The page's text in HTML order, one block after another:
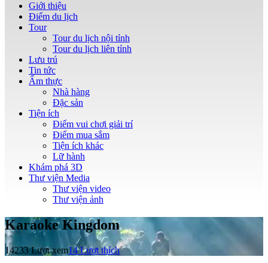
Giới thiệu
Điểm du lịch
Tour
Tour du lịch nội tỉnh
Tour du lịch liên tỉnh
Lưu trú
Tin tức
Ẩm thực
Nhà hàng
Đặc sản
Tiện ích
Điểm vui chơi giải trí
Điểm mua sắm
Tiện ích khác
Lữ hành
Khám phá 3D
Thư viện Media
Thư viện video
Thư viện ảnh
Karaoke Kingdom
14233 Lượt xem14Lượt thích